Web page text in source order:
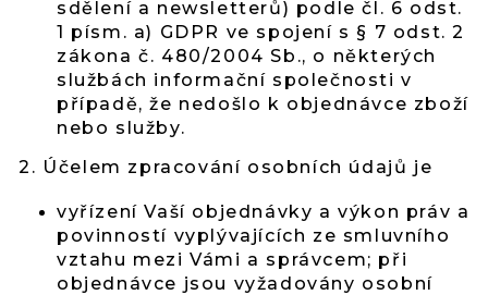
sdělení a newsletterů) podle čl. 6 odst.
1 písm. a) GDPR ve spojení s § 7 odst. 2
zákona č. 480/2004 Sb., o některých
službách informační společnosti v
případě, že nedošlo k objednávce zboží
nebo služby.
2. Účelem zpracování osobních údajů je
vyřízení Vaší objednávky a výkon práv a
povinností vyplývajících ze smluvního
vztahu mezi Vámi a správcem; při
objednávce jsou vyžadovány osobní